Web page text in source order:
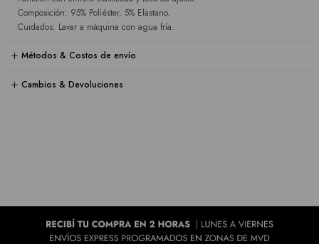
Composición: 95% Poliéster, 5% Elastano.
Cuidados: Lavar a máquina con agua fría.
Métodos & Costos de envío
Cambios & Devoluciones